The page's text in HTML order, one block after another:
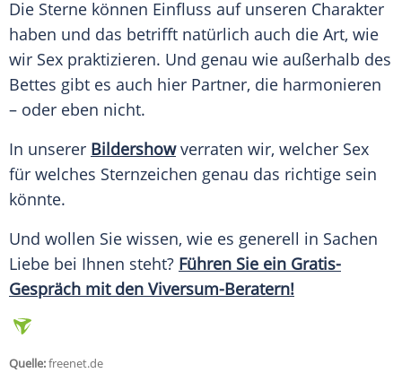
Die Sterne können Einfluss auf unseren Charakter
haben und das betrifft natürlich auch die Art, wie
wir Sex praktizieren. Und genau wie außerhalb des
Bettes gibt es auch hier Partner, die harmonieren
– oder eben nicht.
In unserer Bildershowverraten wir, welcher Sex
für welches Sternzeichen genau das richtige sein
könnte.
Und wollen Sie wissen, wie es generell in Sachen
Liebe bei Ihnen steht? Führen Sie ein Gratis-
Gespräch mit den Viversum-Beratern!
Quelle:freenet.de